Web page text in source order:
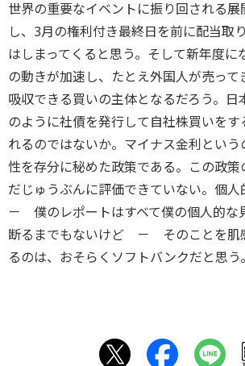
世界の重要なイベントに振り回される
し、3月の権利付き最終日を前に配当取
はしまってくると思う。そして新年度に
の動きが加速し、たとえ外国人が売って
吸収できる買いの主体となるだろう。日
のように社債を発行して自社株買いを
れるのではないか。マイナス金利とい
性を存分に秘めた政策である。この政策
だじゅうぶんに評価できていない。個
－ 僕のレポートはすべて僕の個人的な
断るまでもないけど － そのことを肌
るのは、おそらくソフトバンクだと思う。